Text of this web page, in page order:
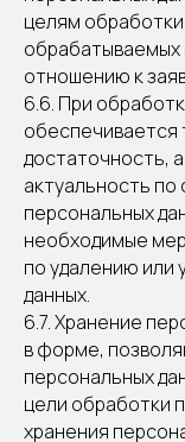
целям
обрабатываемых
отношению к
6.6. При
обеспечивается
достаточность,
актуальность
персональных
необходимые
по удалению или
данных.
6.7. Хранение
в форме,
персональных
цели обработки
хранения